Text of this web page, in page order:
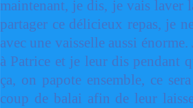
maintenant, je dis, je vais laver
partager ce délicieux repas, je
avec une vaisselle aussi
à Patrice et je leur dis pendant
ça, on papote ensemble, ce
coup de balai afin de leur